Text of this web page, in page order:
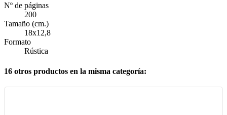
Nº de páginas
200
Tamaño (cm.)
18x12,8
Formato
Rústica
16 otros productos en la misma categoría: